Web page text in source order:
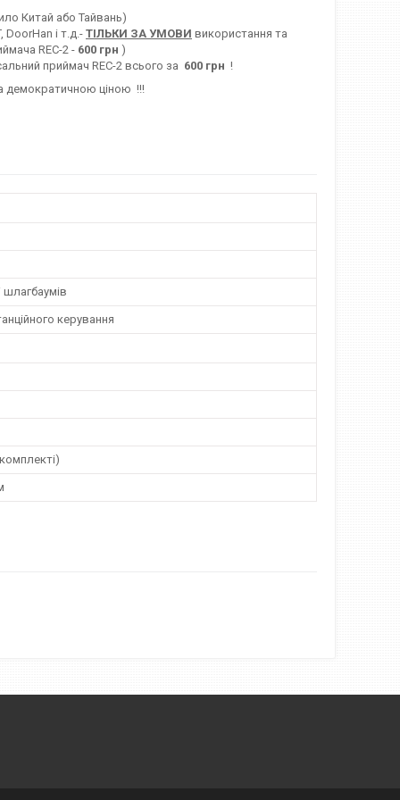
Китай або Тайвань)
і т.д.- ТІЛЬКИ ЗА УМОВИ використання та
REC-2 - 600 грн )
приймач REC-2 всього за 600 грн !
демократичною ціною !!!
шлагбаумів
керування